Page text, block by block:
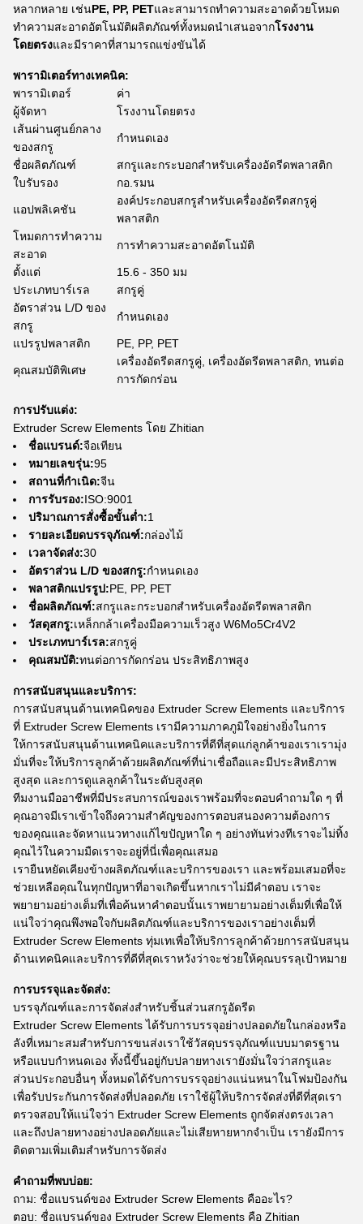
หลากหลาย เช่นPE, PP, PETและสามารถทำความสะอาดด้วยโหมด
ทำความสะอาดอัตโนมัติผลิตภัณฑ์ทั้งหมดนำเสนอจากโรงงาน
โดยตรงและมีราคาที่สามารถแข่งขันได้
พารามิเตอร์ทางเทคนิค:
พารามิเตอร์
ค่า
ผู้จัดหา
โรงงานโดยตรง
เส้นผ่านศูนย์กลาง
ของสกรู
กำหนดเอง
ชื่อผลิตภัณฑ์
สกรูและกระบอกสำหรับเครื่องอัดรีดพลาสติก
ใบรับรอง
กอ.รมน
แอปพลิเคชัน
องค์ประกอบสกรูสำหรับเครื่องอัดรีดสกรูคู่
พลาสติก
โหมดการทำความ
สะอาด
การทำความสะอาดอัตโนมัติ
ตั้งแต่
15.6 - 350 มม
ประเภทบาร์เรล
สกรูคู่
อัตราส่วน L/D ของ
สกรู
กำหนดเอง
แปรรูปพลาสติก PE, PP, PET
คุณสมบัติพิเศษ
เครื่องอัดรีดสกรูคู่, เครื่องอัดรีดพลาสติก, ทนต่อ
การกัดกร่อน
การปรับแต่ง:
Extruder Screw Elements โดย Zhitian
ชื่อแบรนด์:จือเทียน
หมายเลขรุ่น:95
สถานที่กำเนิด:จีน
การรับรอง:ISO:9001
ปริมาณการสั่งซื้อขั้นต่ำ:1
รายละเอียดบรรจุภัณฑ์:กล่องไม้
เวลาจัดส่ง:30
อัตราส่วน L/D ของสกรู:กำหนดเอง
พลาสติกแปรรูป:PE, PP, PET
ชื่อผลิตภัณฑ์:สกรูและกระบอกสำหรับเครื่องอัดรีดพลาสติก
วัสดุสกรู:เหล็กกล้าเครื่องมือความเร็วสูง W6Mo5Cr4V2
ประเภทบาร์เรล:สกรูคู่
คุณสมบัติ:ทนต่อการกัดกร่อน ประสิทธิภาพสูง
การสนับสนุนและบริการ:
การสนับสนุนด้านเทคนิคของ Extruder Screw Elements และบริการ
ที่ Extruder Screw Elements เรามีความภาคภูมิใจอย่างยิ่งในการ
ให้การสนับสนุนด้านเทคนิคและบริการที่ดีที่สุดแก่ลูกค้าของเราเรามุ่ง
มั่นที่จะให้บริการลูกค้าด้วยผลิตภัณฑ์ที่น่าเชื่อถือและมีประสิทธิภาพ
สูงสุด และการดูแลลูกค้าในระดับสูงสุด
ทีมงานมืออาชีพที่มีประสบการณ์ของเราพร้อมที่จะตอบคำถามใด ๆ ที่
คุณอาจมีเราเข้าใจถึงความสำคัญของการตอบสนองความต้องการ
ของคุณและจัดหาแนวทางแก้ไขปัญหาใด ๆ อย่างทันท่วงทีเราจะไม่ทิ้ง
คุณไว้ในความมืดเราจะอยู่ที่นี่เพื่อคุณเสมอ
เรายืนหยัดเคียงข้างผลิตภัณฑ์และบริการของเรา และพร้อมเสมอที่จะ
ช่วยเหลือคุณในทุกปัญหาที่อาจเกิดขึ้นหากเราไม่มีคำตอบ เราจะ
พยายามอย่างเต็มที่เพื่อค้นหาคำตอบนั้นเราพยายามอย่างเต็มที่เพื่อให้
แน่ใจว่าคุณพึงพอใจกับผลิตภัณฑ์และบริการของเราอย่างเต็มที่
Extruder Screw Elements ทุ่มเทเพื่อให้บริการลูกค้าด้วยการสนับสนุน
ด้านเทคนิคและบริการที่ดีที่สุดเราหวังว่าจะช่วยให้คุณบรรลุเป้าหมาย
การบรรจุและจัดส่ง:
บรรจุภัณฑ์และการจัดส่งสำหรับชิ้นส่วนสกรูอัดรีด
Extruder Screw Elements ได้รับการบรรจุอย่างปลอดภัยในกล่องหรือ
ลังที่เหมาะสมสำหรับการขนส่งเราใช้วัสดุบรรจุภัณฑ์แบบมาตรฐาน
หรือแบบกำหนดเอง ทั้งนี้ขึ้นอยู่กับปลายทางเรายังมั่นใจว่าสกรูและ
ส่วนประกอบอื่นๆ ทั้งหมดได้รับการบรรจุอย่างแน่นหนาในโฟมป้องกัน
เพื่อรับประกันการจัดส่งที่ปลอดภัย เราใช้ผู้ให้บริการจัดส่งที่ดีที่สุดเรา
ตรวจสอบให้แน่ใจว่า Extruder Screw Elements ถูกจัดส่งตรงเวลา
และถึงปลายทางอย่างปลอดภัยและไม่เสียหายหากจำเป็น เรายังมีการ
ติดตามเพิ่มเติมสำหรับการจัดส่ง
คำถามที่พบบ่อย:
ถาม: ชื่อแบรนด์ของ Extruder Screw Elements คืออะไร?
ตอบ: ชื่อแบรนด์ของ Extruder Screw Elements คือ Zhitian